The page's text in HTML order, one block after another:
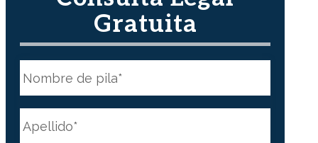
Gratuita
o
m
b
r
*
a
m